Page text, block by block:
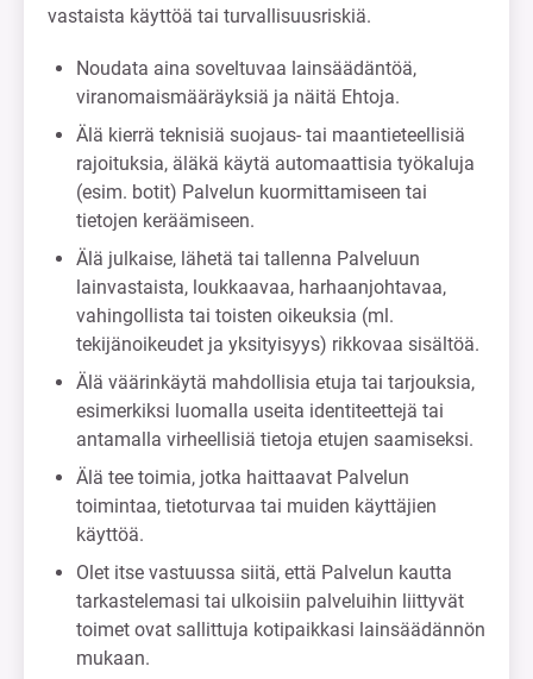
vastaista käyttöä tai turvallisuusriskiä.
Noudata aina soveltuvaa lainsäädäntöä,
viranomaismääräyksiä ja näitä Ehtoja.
Älä kierrä teknisiä suojaus- tai maantieteellisiä
rajoituksia, äläkä käytä automaattisia työkaluja
(esim. botit) Palvelun kuormittamiseen tai
tietojen keräämiseen.
Älä julkaise, lähetä tai tallenna Palveluun
lainvastaista, loukkaavaa, harhaanjohtavaa,
vahingollista tai toisten oikeuksia (ml.
tekijänoikeudet ja yksityisyys) rikkovaa sisältöä.
Älä väärinkäytä mahdollisia etuja tai tarjouksia,
esimerkiksi luomalla useita identiteettejä tai
antamalla virheellisiä tietoja etujen saamiseksi.
Älä tee toimia, jotka haittaavat Palvelun
toimintaa, tietoturvaa tai muiden käyttäjien
käyttöä.
Olet itse vastuussa siitä, että Palvelun kautta
tarkastelemasi tai ulkoisiin palveluihin liittyvät
toimet ovat sallittuja kotipaikkasi lainsäädännön
mukaan.